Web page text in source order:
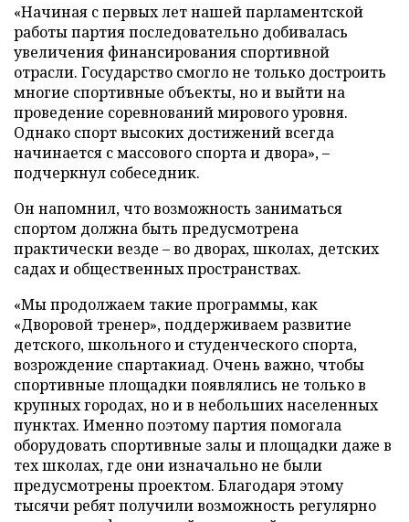
«Начиная с первых лет нашей парламентской
работы партия последовательно добивалась
увеличения финансирования спортивной
отрасли. Государство смогло не только достроить
многие спортивные объекты, но и выйти на
проведение соревнований мирового уровня.
Однако спорт высоких достижений всегда
начинается с массового спорта и двора», –
подчеркнул собеседник.
Он напомнил, что возможность заниматься
спортом должна быть предусмотрена
практически везде – во дворах, школах, детских
садах и общественных пространствах.
«Мы продолжаем такие программы, как
«Дворовой тренер», поддерживаем развитие
детского, школьного и студенческого спорта,
возрождение спартакиад. Очень важно, чтобы
спортивные площадки появлялись не только в
крупных городах, но и в небольших населенных
пунктах. Именно поэтому партия помогала
оборудовать спортивные залы и площадки даже в
тех школах, где они изначально не были
предусмотрены проектом. Благодаря этому
тысячи ребят получили возможность регулярно